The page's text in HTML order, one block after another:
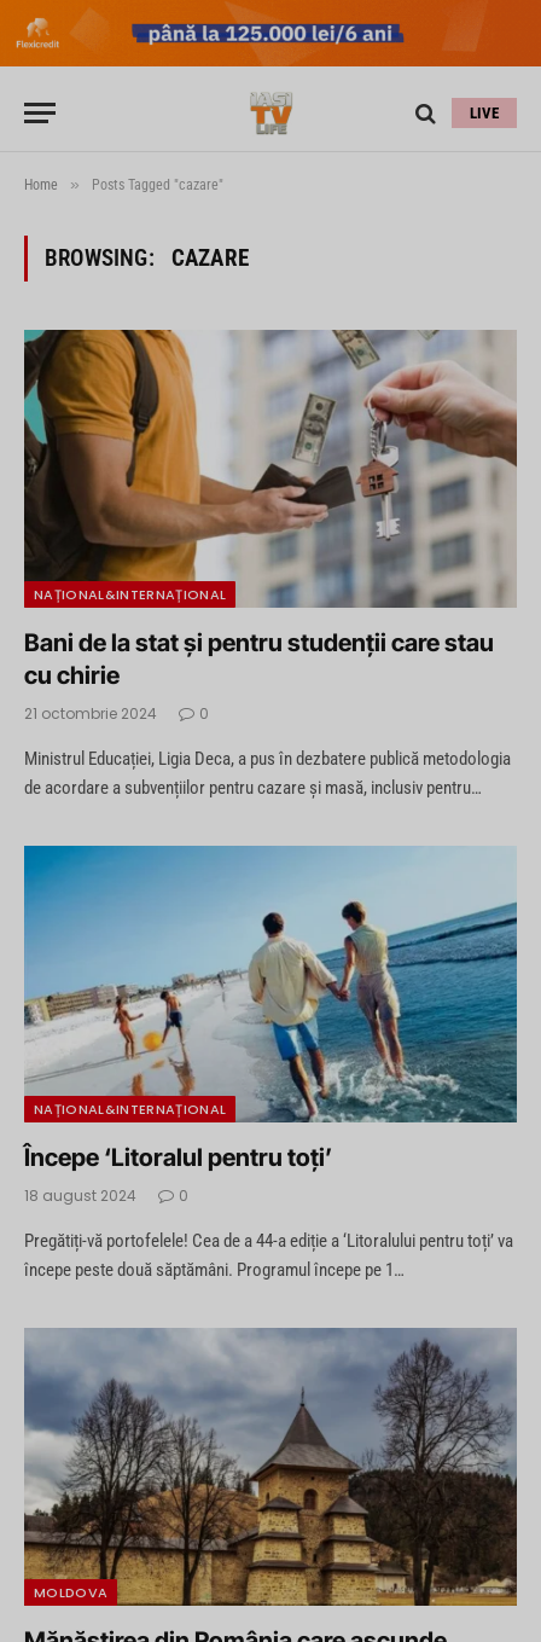
LIVE
Home » Posts Tagged "cazare"
BROWSING: CAZARE
NAȚIONAL&INTERNAȚIONAL
Bani de la stat și pentru studenții care stau
cu chirie
21 octombrie 2024 0
Ministrul Educației, Ligia Deca, a pus în dezbatere publică metodologia
de acordare a subvențiilor pentru cazare și masă, inclusiv pentru…
NAȚIONAL&INTERNAȚIONAL
Începe ‘Litoralul pentru toți’
18 august 2024 0
Pregătiți-vă portofelele! Cea de a 44-a ediție a ‘Litoralului pentru toți’ va
începe peste două săptămâni. Programul începe pe 1…
MOLDOVA